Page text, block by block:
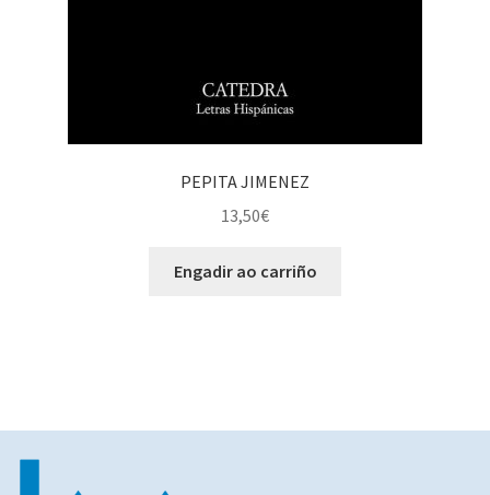
PEPITA JIMENEZ
13,50€
Engadir ao carriño